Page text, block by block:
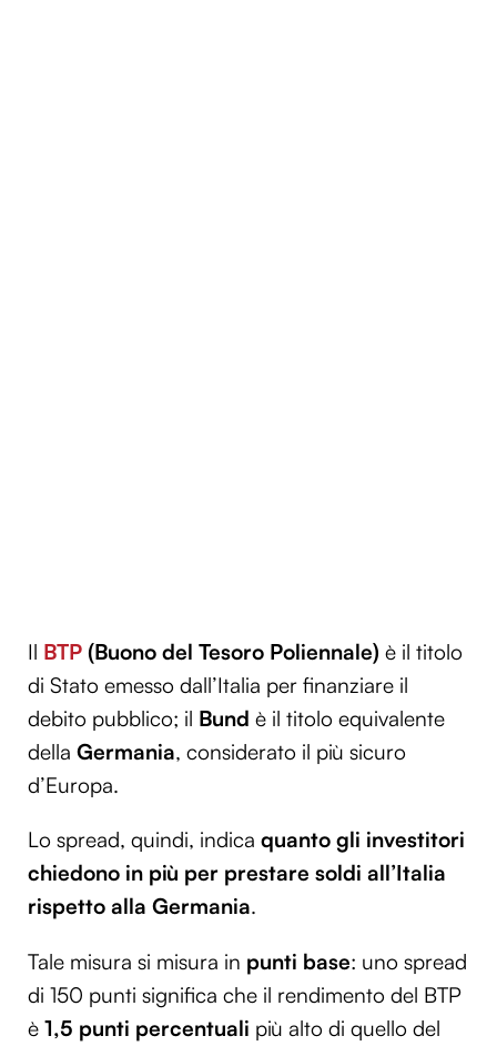
Il BTP (Buono del Tesoro Poliennale) è il titolo
di Stato emesso dall’Italia per finanziare il
debito pubblico; il Bund è il titolo equivalente
della Germania, considerato il più sicuro
d’Europa.
Lo spread, quindi, indica quanto gli investitori
chiedono in più per prestare soldi all’Italia
rispetto alla Germania.
Tale misura si misura in punti base: uno spread
di 150 punti significa che il rendimento del BTP
è 1,5 punti percentuali più alto di quello del